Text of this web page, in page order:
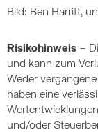
Bild: Ben Harritt,
Risikohinweis –
und kann zum
Weder
haben eine
und/oder